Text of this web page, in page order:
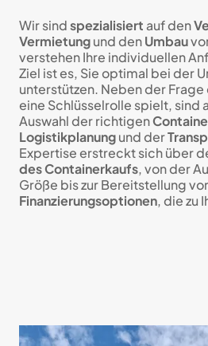
Wir sindspezialisiertauf den
Vermietungund denUmbau
verstehen Ihre individuellen
Ziel ist es, Sie optimal bei der
unterstützen. Neben der
eine Schlüsselrolle spielt, sind
Auswahl der richtigen
Logistikplanungund der
Expertise erstreckt sich über
des Containerkaufs, von der
Größe bis zur Bereitstellung
Finanzierungsoptionen, die zu